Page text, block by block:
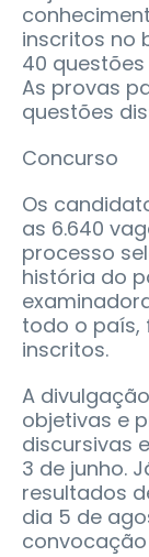
inscritos no
40
As provas
questões
Concurso
Os
as 6.640
processo
história do
todo o país,
inscritos.
A
objetivas e
discursivas
3 de junho.
resultados
dia 5 de